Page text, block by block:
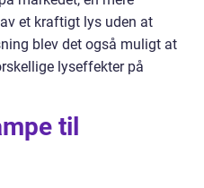
et kraftigt lys uden at
blev det også muligt at
lyseffekter på
til